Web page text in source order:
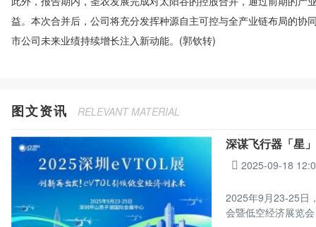
益。本次合并后，公司将充分发挥种源自主可控与全产业链布局的
市公司未来业绩持续增长注入新动能。(郭钦转)
图文资讯 RELEVANT MATERIAL
深谋飞行器「星
2025-09-18
2025年9月23-25日
会暨低空经济展览